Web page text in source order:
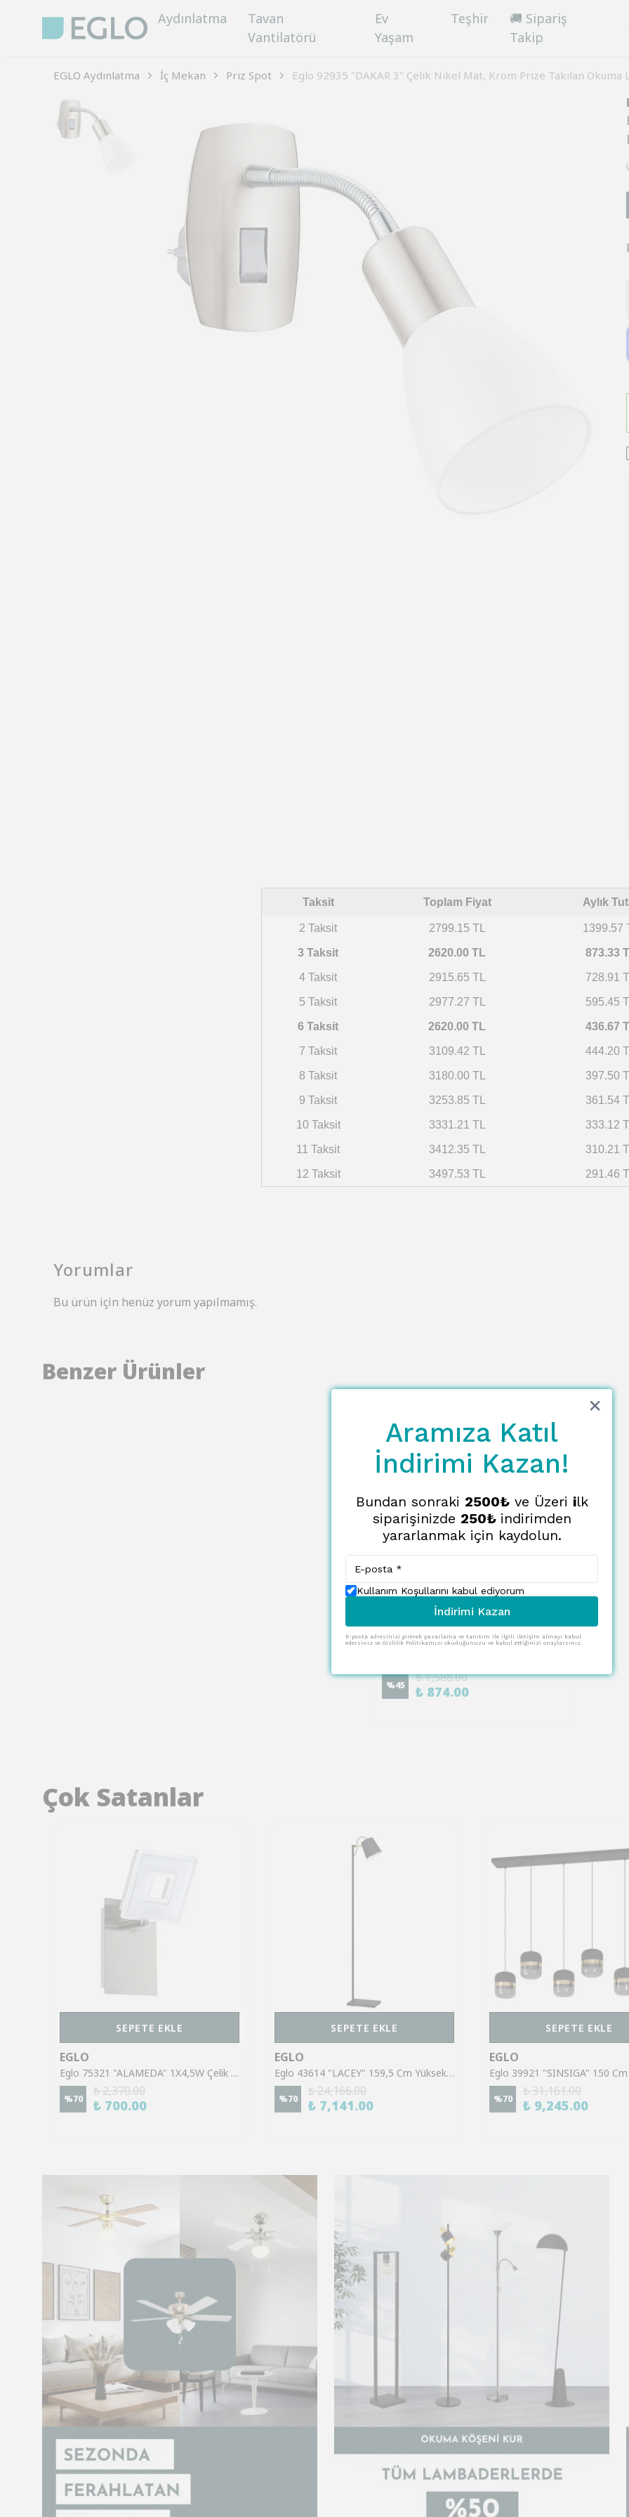
Aydınlatma
Tavan
Vantilatörü
Ev
Yaşam
Teşhir
🚚 Sipariş
Takip
EGLO Aydınlatma İç Mekan Priz Spot Eglo 92935 "DAKAR 3" Çelik Nikel Mat, Krom Prize Takılan Okuma
Taksit Toplam Fiyat Aylık
2 Taksit 2799.15 TL 1399.57
3 Taksit 2620.00 TL 873.33
4 Taksit 2915.65 TL 728.91
5 Taksit 2977.27 TL 595.45
6 Taksit 2620.00 TL 436.67
7 Taksit 3109.42 TL 444.20
8 Taksit 3180.00 TL 397.50
9 Taksit 3253.85 TL 361.54
10 Taksit 3331.21 TL 333.12
11 Taksit 3412.35 TL 310.21
12 Taksit 3497.53 TL 291.46
Yorumlar
Bu ürün için henüz yorum yapılmamış.
Benzer Ürünler
SEPETE EKLE
EGLO
Eglo 97934 "TINEO" Beyaz Plastik Prize Takılan Sensörlü Okuma Lambası
%45
₺ 1,588.00
₺ 874.00
Çok Satanlar
SEPETE EKLE
EGLO
Eglo 75321 "ALAMEDA" 1X4,5W Çelik Nikel Mat Sıva Üstü Spot
%70
₺ 2,370.00
₺ 700.00
SEPETE EKLE
EGLO
Eglo 43614 "LACEY" 159,5 Cm Yüksekliğinde Çelik, Ahşap Köşe Lambası Lambader
%70
₺ 24,166.00
₺ 7,141.00
SEPETE EKLE
EGLO
%70
₺ 31,161.00
₺ 9,245.00
Aramıza Katıl
İndirimi Kazan!
Bundan sonraki 2500₺ve Üzeri ilk
siparişinizde 250₺ indirimden
yararlanmak için kaydolun.
Kullanım Koşullarını kabul ediyorum
İndirimi Kazan
E-posta adresinizi girerek pazarlama ve tanıtım ile ilgili iletişim almayı kabul
edersiniz ve Gizlilik Politikamızı okuduğunuzu ve kabul ettiğinizi onaylarsınız.